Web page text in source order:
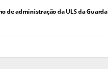
de administração da ULS da Guarda